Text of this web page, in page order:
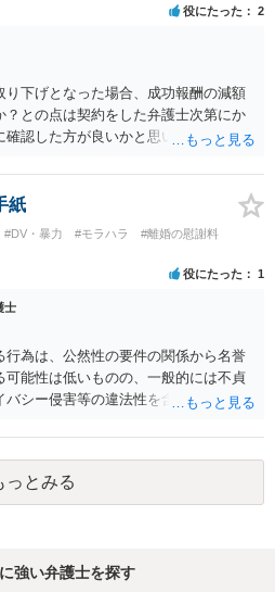
役にたった 2
下げとなった場合、成功報酬の減額
？との点は契約をした弁護士次第にか
確認した方が良いかと思います。ご参
紙
#DV・暴力 #モラハラ
#離婚の慰謝料
役にたった 1
士
為は、公然性の要件の関係から名誉
能性は低いものの、一般的には不貞
シー侵害等の違法性を含む行為で
ことが一般的かと思います。
っとみる
強い弁護士を探す